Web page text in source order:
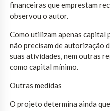
financeiras que emprestam
observou o autor.
Como utilizam apenas capital
não precisam de autorização
suas atividades, nem outras
como capital mínimo.
Outras medidas
O projeto determina ainda